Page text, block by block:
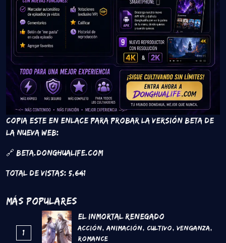
Copia este en enlace para probar la versión beta de
la nueva web:
🔗 beta.donghualife.com
Total de vistas: 5,641
Más Populares
1
El inmortal renegado
Acción,Animación, Cultivo, Venganza,
Romance